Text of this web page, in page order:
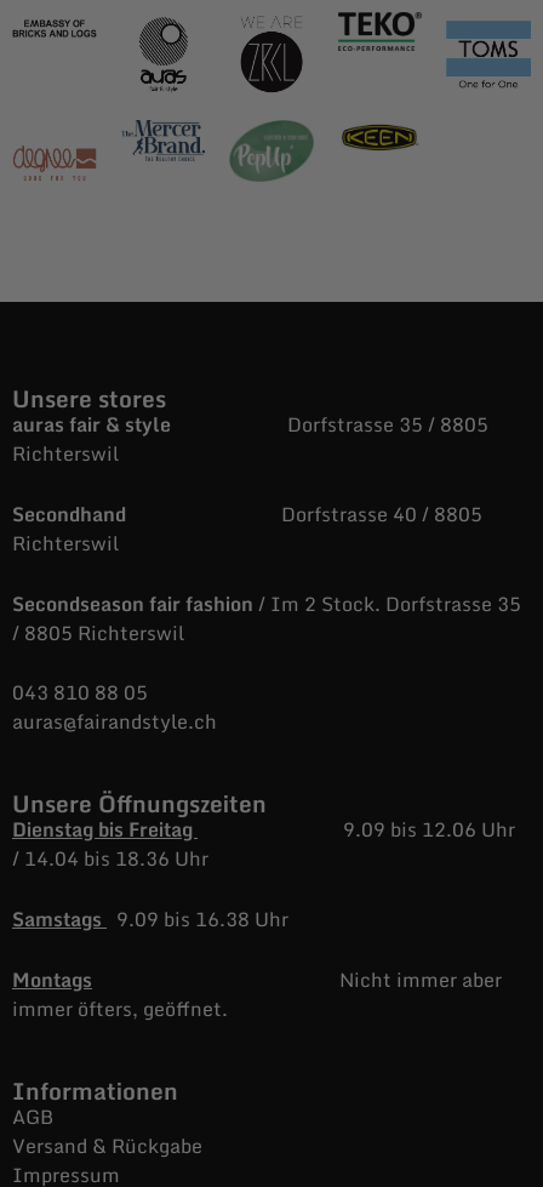
Unsere stores
auras fair & style Dorfstrasse 35 / 8805
Richterswil
Secondhand Dorfstrasse 40 / 8805
Richterswil
Secondseason fair fashion/ Im 2 Stock. Dorfstrasse 35
/ 8805 Richterswil
043 810 88 05
auras@fairandstyle.ch
Unsere Öffnungszeiten
Dienstag bis Freitag
9.09 bis 12.06 Uhr
/14.04 bis 18.36 Uhr
Samstags 9.09 bis 16.38 Uhr
Montags
Nicht immer aber
immer öfters, geöffnet.
Informationen
AGB
Versand & Rückgabe
Impressum